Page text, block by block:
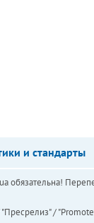
и стандарты
/